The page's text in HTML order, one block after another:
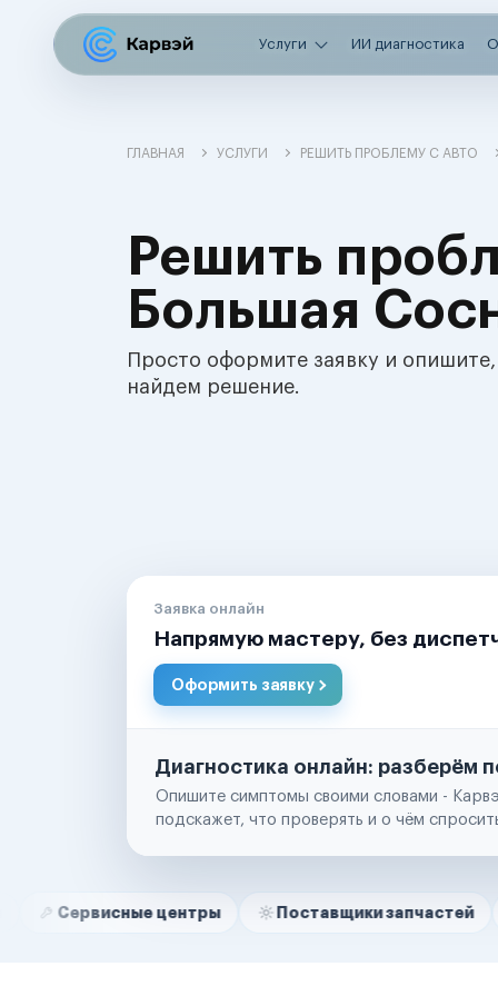
Услуги ИИ диагностика
ГЛАВНАЯ УСЛУГИ РЕШИТЬ ПРОБЛЕМУ С АВТО
Решить
Большая
Просто оформите заявку и
найдем решение.
Заявка онлайн
Напрямую мастеру, без
Оформить заявку
Диагностика онлайн: разберём
Опишите симптомы своими словами -
подскажет, что проверять и о чём
Нам доверяют
центры Поставщики запчастей
Маркетплейсы